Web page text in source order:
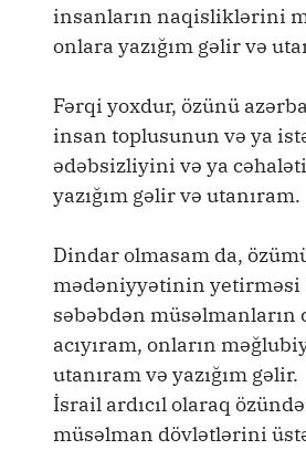
insanların naqisliklərini
onlara yazığım gəlir və
Fərqi yoxdur, özünü
insan toplusunun və ya
ədəbsizliyini və ya
yazığım gəlir və utanıram.
Dindar olmasam da,
mədəniyyətinin yetirməsi
səbəbdən müsəlmanların
acıyıram, onların
utanıram və yazığım gəlir.
İsrail ardıcıl olaraq
müsəlman dövlətlərini